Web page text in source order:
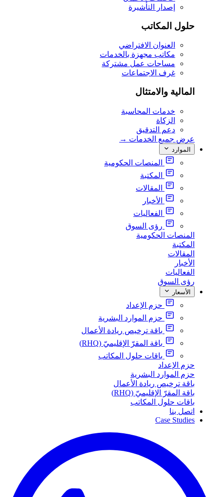
إصدار التأشيرة
حلول المكاتب
العنوان الافتراضي
مكاتب مجهزة بالخدمات
مساحات عمل مشتركة
غرف الاجتماعات
المالية والامتثال
خدمات المحاسبة
الزكاة
دعم التدقيق
عرض جميع الخدمات →
الموارد
المنصات الحكومية
المكتبة
المقالات
الأخبار
الفعاليات
رؤى السوق
المنصات الحكومية
المكتبة
المقالات
الأخبار
الفعاليات
رؤى السوق
الأسعار
حزم الإعداد
حزم الموارد البشرية
باقة ترخيص ريادة الأعمال
باقة المقرّ الإقليميّ (RHQ)
باقات حلول المكاتب
حزم الإعداد
حزم الموارد البشرية
باقة ترخيص ريادة الأعمال
باقة المقرّ الإقليميّ (RHQ)
باقات حلول المكاتب
اتصل بنا
Case Studies